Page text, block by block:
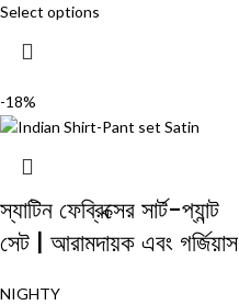
Select options
-18%
স্যাটিন ফেব্রিক্সের সার্ট-প্যান্ট
সেট | আরামদায়ক এবং গর্জিয়াস
NIGHTY